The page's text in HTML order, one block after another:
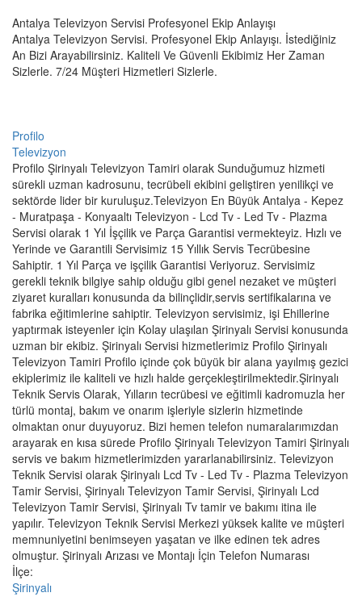
Antalya Televizyon Servisi Profesyonel Ekip Anlayışı
Antalya Televizyon Servisi. Profesyonel Ekip Anlayışı. İstediğiniz
An Bizi Arayabilirsiniz. Kaliteli Ve Güvenli Ekibimiz Her Zaman
Sizlerle. 7/24 Müşteri Hizmetleri Sizlerle.
Profilo
Televizyon
Profilo Şirinyalı Televizyon Tamiri olarak Sunduğumuz hizmeti
sürekli uzman kadrosunu, tecrübeli ekibini geliştiren yenilikçi ve
sektörde lider bir kuruluşuz.Televizyon En Büyük Antalya - Kepez
- Muratpaşa - Konyaaltı Televizyon - Lcd Tv - Led Tv - Plazma
Servisi olarak 1 Yıl İşçilik ve Parça Garantisi vermekteyiz. Hızlı ve
Yerinde ve Garantili Servisimiz 15 Yıllık Servis Tecrübesine
Sahiptir. 1 Yıl Parça ve işçilik Garantisi Veriyoruz. Servisimiz
gerekli teknik bilgiye sahip olduğu gibi genel nezaket ve müşteri
ziyaret kuralları konusunda da bilinçlidir,servis sertifikalarına ve
fabrika eğitimlerine sahiptir. Televizyon servisimiz, işi Ehillerine
yaptırmak isteyenler için Kolay ulaşılan Şirinyalı Servisi konusunda
uzman bir ekibiz. Şirinyalı Servisi hizmetlerimiz Profilo Şirinyalı
Televizyon Tamiri Profilo içinde çok büyük bir alana yayılmış gezici
ekiplerimiz ile kaliteli ve hızlı halde gerçekleştirilmektedir.Şirinyalı
Teknik Servis Olarak, Yılların tecrübesi ve eğitimli kadromuzla her
türlü montaj, bakım ve onarım işleriyle sizlerin hizmetinde
olmaktan onur duyuyoruz. Bizi hemen telefon numaralarımızdan
arayarak en kısa sürede Profilo Şirinyalı Televizyon Tamiri Şirinyalı
servis ve bakım hizmetlerimizden yararlanabilirsiniz. Televizyon
Teknik Servisi olarak Şirinyalı Lcd Tv - Led Tv - Plazma Televizyon
Tamir Servisi, Şirinyalı Televizyon Tamir Servisi, Şirinyalı Lcd
Televizyon Tamir Servisi, Şirinyalı Tv tamir ve bakımı itina ile
yapılır. Televizyon Teknik Servisi Merkezi yüksek kalite ve müşteri
memnuniyetini benimseyen yaşatan ve ilke edinen tek adres
olmuştur. Şirinyalı Arızası ve Montajı İçin Telefon Numarası
İlçe:
Şirinyalı